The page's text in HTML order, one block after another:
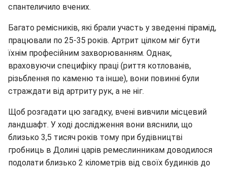
спантеличило вчених.
Багато ремісників, які брали участь у зведенні пірамід,
працювали по 25-35 років. Артрит цілком міг бути
їхнім професійним захворюванням. Однак,
враховуючи специфіку праці (риття котлованів,
різьблення по каменю та інше), вони повинні були
страждати від артриту рук, а не ніг.
Щоб розгадати цю загадку, вчені вивчили місцевий
ландшафт. У ході дослідження вони вяснили, що
близько 3,5 тисяч років тому при будівництві
гробниць в Долині царів ремеслинникам доводилося
подолати близько 2 кілометрів від своїх будинків до